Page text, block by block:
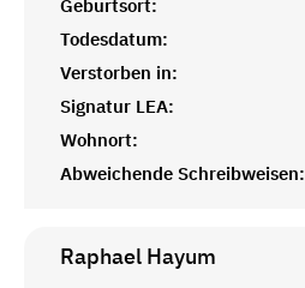
Geburtsort:
Todesdatum:
Verstorben in:
Signatur LEA:
Wohnort:
Abweichende Schreibweisen:
Raphael Hayum